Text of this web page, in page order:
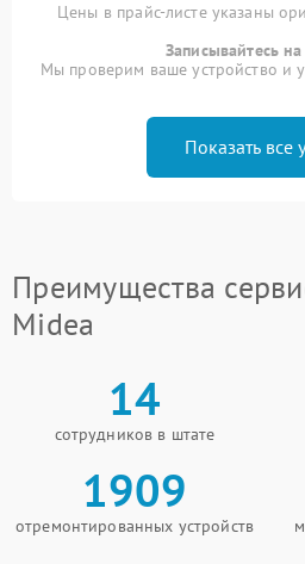
Цены в прайс-листе указаны
Записывайтесь
Мы проверим ваше устройство и
Показать все
Преимущества
Midea
14
сотрудников в штате
1909
отремонтированных устройств